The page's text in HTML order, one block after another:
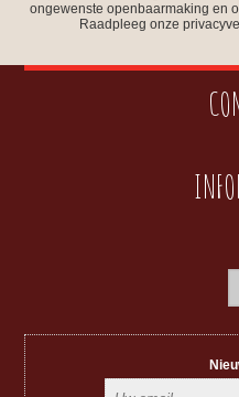
ongewenste openbaarmaking en
Raadpleeg onze